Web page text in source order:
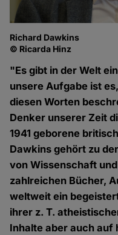
Richard Dawkins
© Ricarda Hinz
"Es gibt in der Welt
unsere Aufgabe ist
diesen Worten
Denker unserer Zeit
1941 geborene
Dawkins gehört zu
von Wissenschaft
zahlreichen Bücher,
weltweit ein
ihrer z. T.
Inhalte aber auch auf